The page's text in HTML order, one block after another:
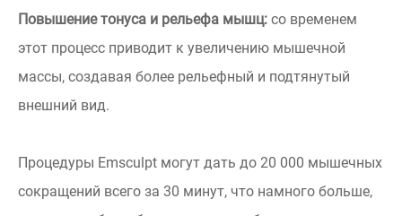
Повышение тонуса и рельефа мышц: со временем
этот процесс приводит к увеличению мышечной
массы, создавая более рельефный и подтянутый
внешний вид.
Процедуры Emsculpt могут дать до 20 000 мышечных
сокращений всего за 30 минут, что намного больше,